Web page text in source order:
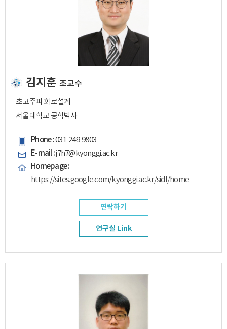
김지훈 조교수
초고주파 회로설계
서울대학교 공학박사
Phone :031-249-9803
E-mail :j7h7@kyonggi.ac.kr
Homepage :
https://sites.google.com/kyonggi.ac.kr/sidl/home
연락하기
연구실 Link